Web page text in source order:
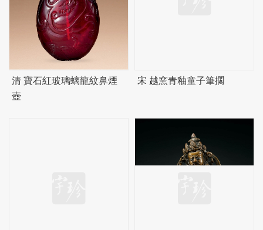
清 寶石紅玻璃螭龍紋鼻煙
壺
宋 越窯青釉童子筆擱